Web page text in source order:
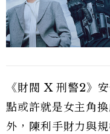
《財閥 X 刑警2》
點或許就是女主角
外，陳利手財力與